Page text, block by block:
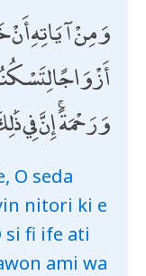
وَمِنْ آيَاتِهِ
أَزْوَاجًا
وَرَحْمَةً ۚ إِنَّ فِي
O seda
nitori ki e
si fi ife ati
ami wa